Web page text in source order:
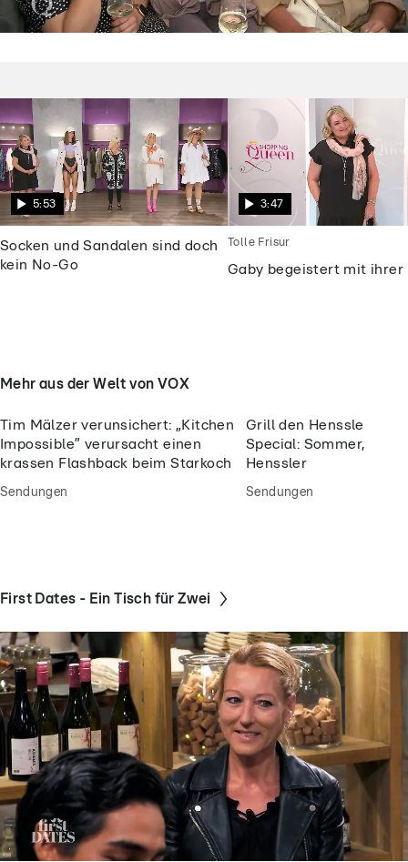
die Kandidatinnen fassungslos
5:53
Socken und Sandalen sind doch
kein No-Go
3:47
Gaby begeistert mit ihrer
Tolle Frisur
Mehr aus der Welt von VOX
Tim Mälzer verunsichert: „Kitchen
Impossible” verursacht einen
krassen Flashback beim Starkoch
Sendungen
Grill den Henssler
Special: Sommer,
Henssler
Sendungen
First Dates - Ein Tisch für Zwei